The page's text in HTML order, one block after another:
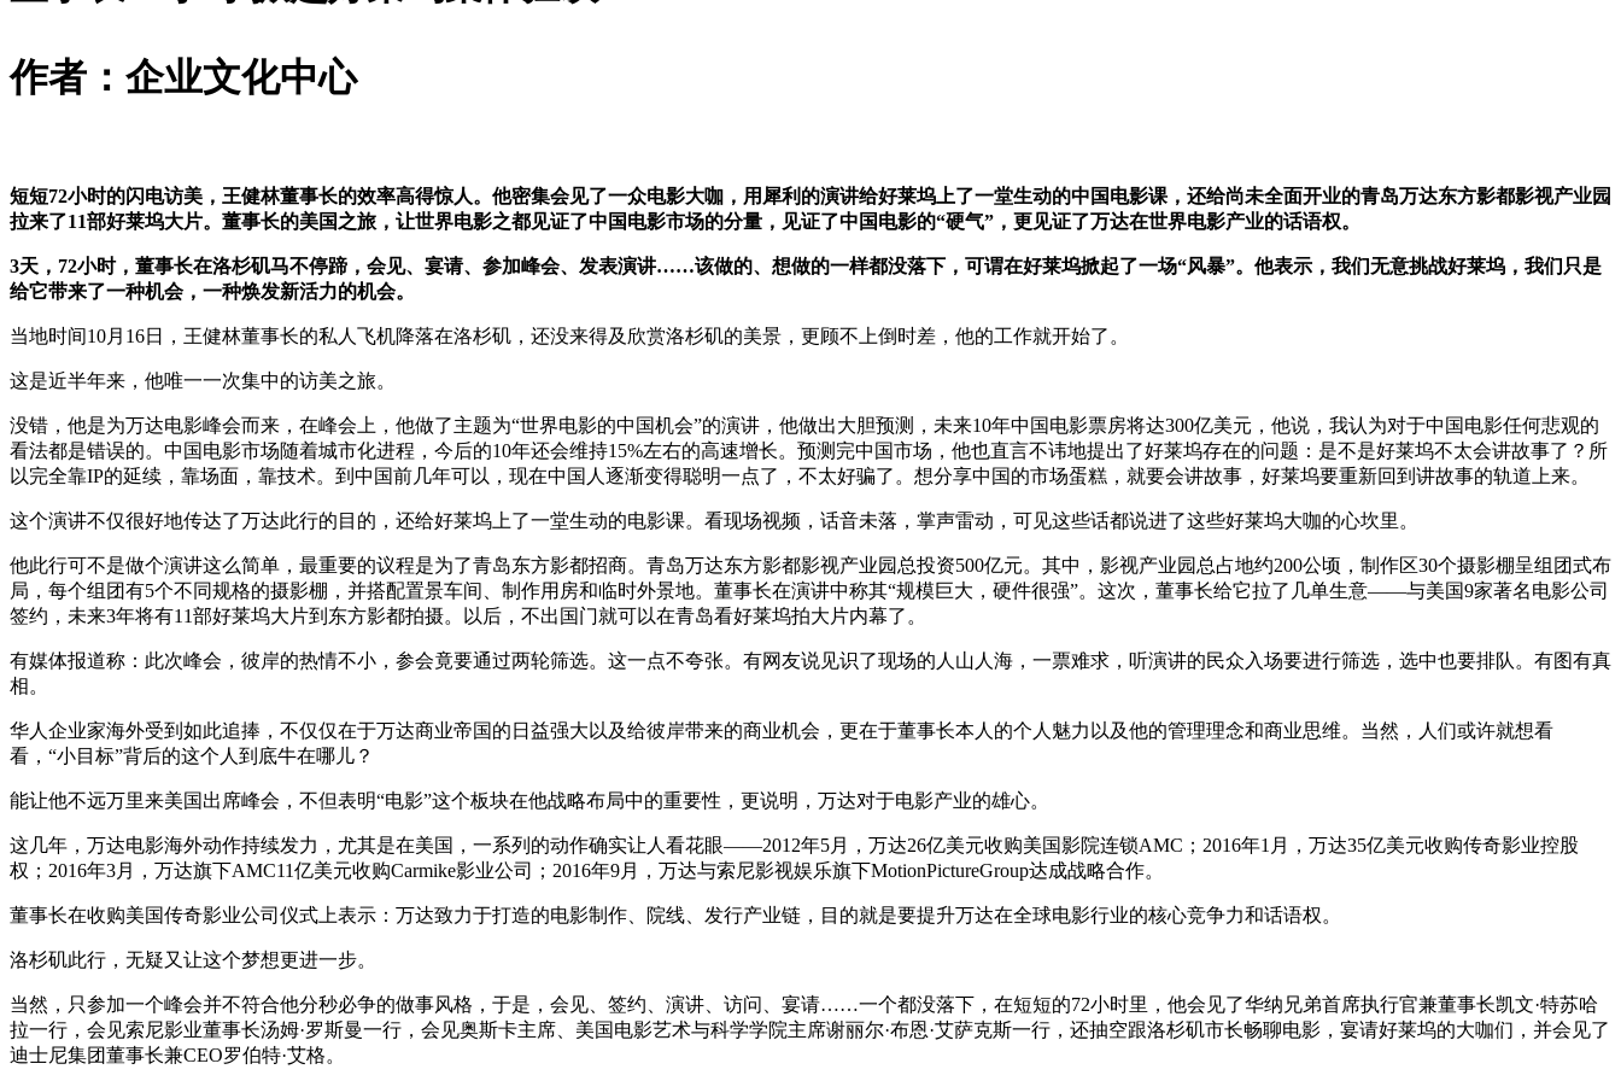
作者：企业文化中心
短短72小时的闪电访美，王健林董事长的效率高得惊人。他密集会见了一众电影大咖，用犀利的演讲给好莱坞上了一堂生动的中国电影课，还给尚未全面开业的青岛万达东方影都影视产业园
拉来了11部好莱坞大片。董事长的美国之旅，让世界电影之都见证了中国电影市场的分量，见证了中国电影的“硬气” ，更见证了万达在世界电影产业的话语权。
3天，72小时，董事长在洛杉矶马不停蹄，会见、宴请、参加峰会、发表演讲……该做的、想做的一样都没落下，可谓在好莱坞掀起了一场“风暴”。他表示，我们无意挑战好莱坞，我们只是
给它带来了一种机会，一种焕发新活力的机会。
当地时间10月16日，王健林董事长的私人飞机降落在洛杉矶，还没来得及欣赏洛杉矶的美景，更顾不上倒时差，他的工作就开始了。
这是近半年来，他唯一一次集中的访美之旅。
没错，他是为万达电影峰会而来，在峰会上，他做了主题为“世界电影的中国机会”的演讲，他做出大胆预测，未来10年中国电影票房将达300亿美元，他说，我认为对于中国电影任何悲观的
看法都是错误的。中国电影市场随着城市化进程，今后的10年还会维持15%左右的高速增长。预测完中国市场，他也直言不讳地提出了好莱坞存在的问题：是不是好莱坞不太会讲故事了？所
以完全靠IP的延续，靠场面，靠技术。到中国前几年可以，现在中国人逐渐变得聪明一点了，不太好骗了。想分享中国的市场蛋糕，就要会讲故事，好莱坞要重新回到讲故事的轨道上来。
这个演讲不仅很好地传达了万达此行的目的，还给好莱坞上了一堂生动的电影课。看现场视频，话音未落，掌声雷动，可见这些话都说进了这些好莱坞大咖的心坎里。
他此行可不是做个演讲这么简单，最重要的议程是为了青岛东方影都招商。青岛万达东方影都影视产业园总投资500亿元。其中，影视产业园总占地约200公顷，制作区30个摄影棚呈组团式布
局，每个组团有5个不同规格的摄影棚，并搭配置景车间、制作用房和临时外景地。董事长在演讲中称其“规模巨大，硬件很强”。这次，董事长给它拉了几单生意——与美国9家著名电影公司
签约，未来3年将有11部好莱坞大片到东方影都拍摄。以后，不出国门就可以在青岛看好莱坞拍大片内幕了。
有媒体报道称：此次峰会，彼岸的热情不小，参会竟要通过两轮筛选。这一点不夸张。有网友说见识了现场的人山人海，一票难求，听演讲的民众入场要进行筛选，选中也要排队。有图有真
相。
华人企业家海外受到如此追捧，不仅仅在于万达商业帝国的日益强大以及给彼岸带来的商业机会，更在于董事长本人的个人魅力以及他的管理理念和商业思维。当然，人们或许就想看
看， “小目标”背后的这个人到底牛在哪儿？
能让他不远万里来美国出席峰会，不但表明“电影”这个板块在他战略布局中的重要性，更说明，万达对于电影产业的雄心。
这几年，万达电影海外动作持续发力，尤其是在美国，一系列的动作确实让人看花眼——2012年5月，万达26亿美元收购美国影院连锁AMC；2016年1月，万达35亿美元收购传奇影业控股
权；2016年3月，万达旗下AMC11亿美元收购Carmike影业公司；2016年9月，万达与索尼影视娱乐旗下MotionPictureGroup达成战略合作。
董事长在收购美国传奇影业公司仪式上表示：万达致力于打造的电影制作、院线、发行产业链，目的就是要提升万达在全球电影行业的核心竞争力和话语权。
洛杉矶此行，无疑又让这个梦想更进一步。
当然，只参加一个峰会并不符合他分秒必争的做事风格，于是，会见、签约、演讲、访问、宴请……一个都没落下，在短短的72小时里，他会见了华纳兄弟首席执行官兼董事长凯文·特苏哈
拉一行，会见索尼影业董事长汤姆·罗斯曼一行，会见奥斯卡主席、美国电影艺术与科学学院主席谢丽尔·布恩·艾萨克斯一行，还抽空跟洛杉矶市长畅聊电影，宴请好莱坞的大咖们，并会见了
迪士尼集团董事长兼CEO罗伯特·艾格。